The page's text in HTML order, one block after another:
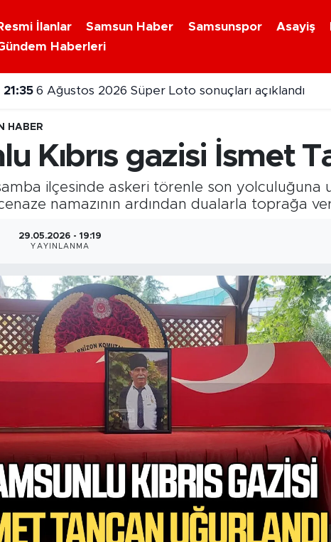
İlanlar Samsun Haber Samsunspor Asayiş
Haberleri
21:05 Samsun Şehir Hastanesi süreci masaya yatırıldı
HABER
Kıbrıs gazisi İsmet
ilçesinde askeri törenle son yolculuğuna
namazının ardından dualarla toprağa
29.05.2026 - 19:19
YAYINLANMA